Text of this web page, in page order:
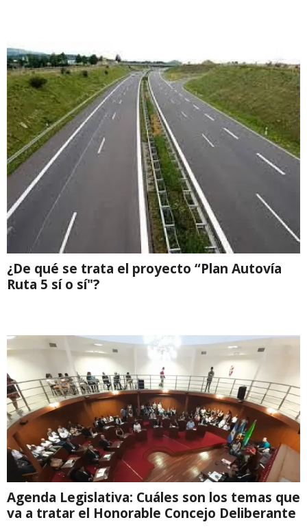
¿De qué se trata el proyecto “Plan Autovía
Ruta 5 sí o sí"?
Agenda Legislativa: Cuáles son los temas que
va a tratar el Honorable Concejo Deliberante